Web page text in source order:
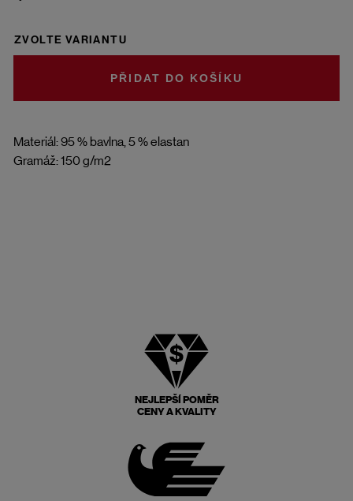
Materiál: 95 % bavlna, 5 % elastan
Gramáž: 150 g/m2
ZVOLTE VARIANTU
DO KOŠÍKU
NEJLEPŠÍ POMĚR
CENY A KVALITY